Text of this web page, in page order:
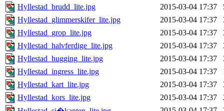
Hyllestad_brudd_lite.jpg
2015-03-04 17:37
Hyllestad_glimmerskifer_lite.jpg
2015-03-04 17:37
Hyllestad_grop_lite.jpg
2015-03-04 17:37
Hyllestad_halvferdige_lite.jpg
2015-03-04 17:37
Hyllestad_hugging_lite.jpg
2015-03-04 17:37
Hyllestad_ingress_lite.jpg
2015-03-04 17:37
Hyllestad_kart_lite.jpg
2015-03-04 17:37
Hyllestad_kors_lite.jpg
2015-03-04 17:37